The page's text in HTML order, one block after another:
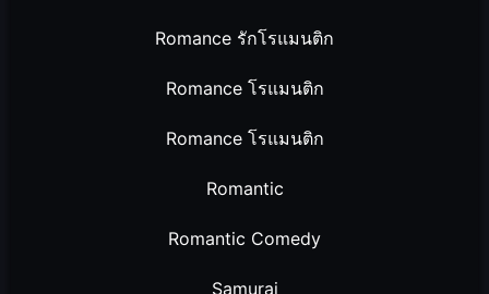
Romance รักโรแมนติก
Romance โรแมนติก
Romance โรแมนติก
Romantic
Romantic Comedy
Samurai